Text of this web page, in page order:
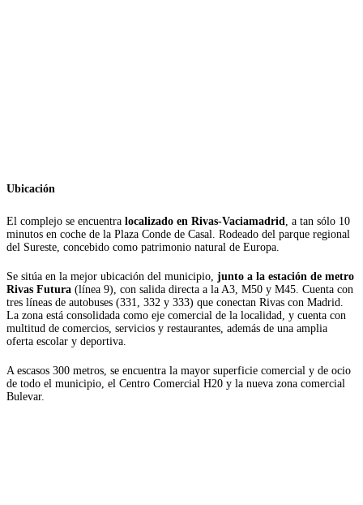
Ubicación
El complejo se encuentra localizado en Rivas-Vaciamadrid
, a tan sólo 10
minutos en coche de la Plaza Conde de Casal. Rodeado del parque regional
del Sureste, concebido como patrimonio natural de Europa.
Se sitúa en la mejor ubicación del municipio, junto a la estación de metro
Rivas Futura (línea 9), con salida directa a la A3, M50 y M45. Cuenta con
tres líneas de autobuses (331, 332 y 333) que conectan Rivas con Madrid.
La zona está consolidada como eje comercial de la localidad, y cuenta con
multitud de comercios, servicios y restaurantes, además de una amplia
oferta escolar y deportiva.
A escasos 300 metros, se encuentra la mayor superficie comercial y de ocio
de todo el municipio, el Centro Comercial H20 y la nueva zona comercial
Bulevar.